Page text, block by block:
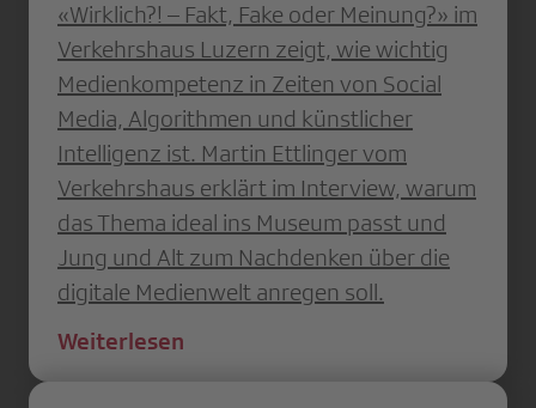
«Wirklich?! – Fakt, Fake oder Meinung?» im
Verkehrshaus Luzern zeigt, wie wichtig
Medienkompetenz in Zeiten von Social
Media, Algorithmen und künstlicher
Intelligenz ist. Martin Ettlinger vom
Verkehrshaus erklärt im Interview, warum
das Thema ideal ins Museum passt und
Jung und Alt zum Nachdenken über die
digitale Medienwelt anregen soll.
Weiterlesen